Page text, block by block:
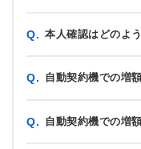
Q. 本人確認はどのよ
Q. 自動契約機での増
Q. 自動契約機での増